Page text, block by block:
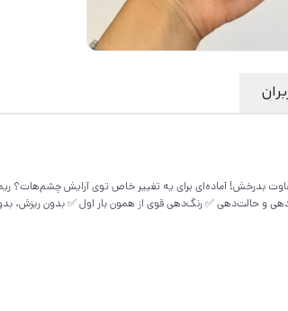
و حالت‌دهی ✅ رنگ‌دهی قوی از همون بار اول ✅ بدون ریزش، بدون